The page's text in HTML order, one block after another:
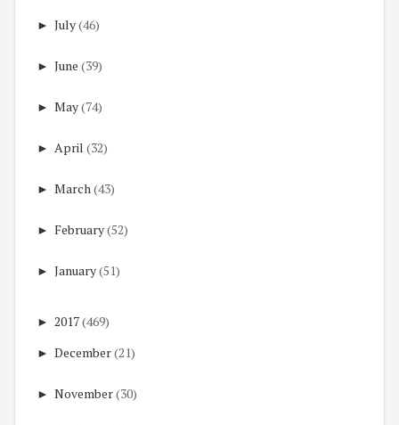
► July(46)
► June (39)
► May(74)
► April (32)
► March(43)
► February(52)
► January(51)
► 2017(469)
► December(21)
► November(30)